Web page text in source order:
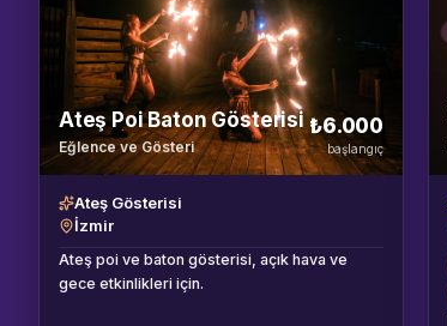
Ateş Poi Baton Gösterisi
Eğlence ve Gösteri
₺6.000
başlangıç
Ateş Gösterisi
İzmir
Ateş poi ve baton gösterisi, açık hava ve
gece etkinlikleri için.